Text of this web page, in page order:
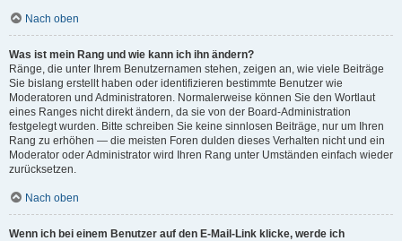
Nach oben
Was ist mein Rang und wie kann ich ihn ändern?
Ränge, die unter Ihrem Benutzernamen stehen, zeigen an, wie viele Beiträge
Sie bislang erstellt haben oder identifizieren bestimmte Benutzer wie
Moderatoren und Administratoren. Normalerweise können Sie den Wortlaut
eines Ranges nicht direkt ändern, da sie von der Board-Administration
festgelegt wurden. Bitte schreiben Sie keine sinnlosen Beiträge, nur um Ihren
Rang zu erhöhen — die meisten Foren dulden dieses Verhalten nicht und ein
Moderator oder Administrator wird Ihren Rang unter Umständen einfach wieder
zurücksetzen.
Nach oben
Wenn ich bei einem Benutzer auf den E-Mail-Link klicke, werde ich